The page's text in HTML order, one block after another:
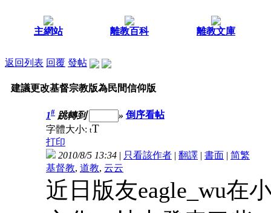
主網站 離教百科 離教文庫
返回列表 回覆 發帖
建議更改基督宗教版為民間信仰版
1# 跳轉到 » 倒序看帖
字體大小: tT
打印
2010/8/5 13:34 | 只看該作者 | 翻譯 | 書面 | 简繁
基督教, 道教, 云云
近日版友eagle_wu在